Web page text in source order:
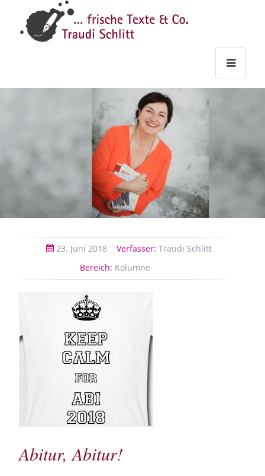
Texte
23. Juni 2018 Verfasser: Traudi Schlitt
Bereich: Kolumne
Abitur, Abitur!